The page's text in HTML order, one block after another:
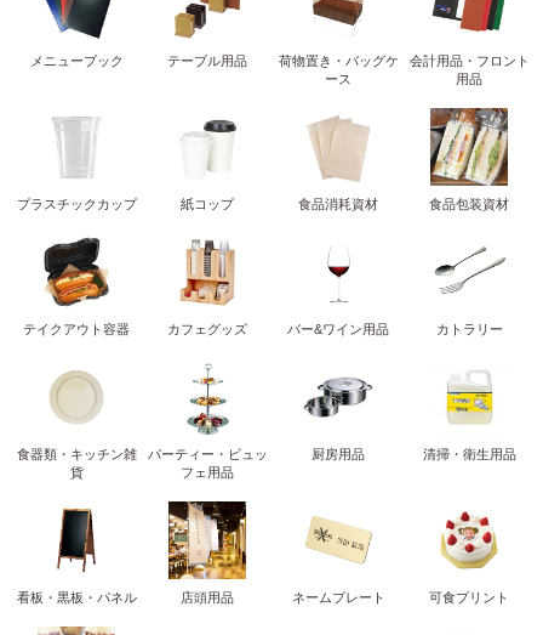
メニューブック テーブル用品
荷物置き・バッグケ
ース
会計用品・フロント
用品
プラスチックカップ 紙コップ 食品消耗資材 食品包装資材
テイクアウト容器 カフェグッズ バー&ワイン用品 カトラリー
食器類・キッチン雑
貨
パーティー・ビュッ
フェ用品
厨房用品 清掃・衛生用品
看板・黒板・パネル 店頭用品 ネームプレート 可食プリント